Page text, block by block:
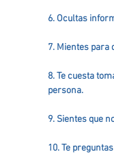
6. Ocultas
7. Mientes para
8. Te cuesta
persona.
9. Sientes que
10. Te